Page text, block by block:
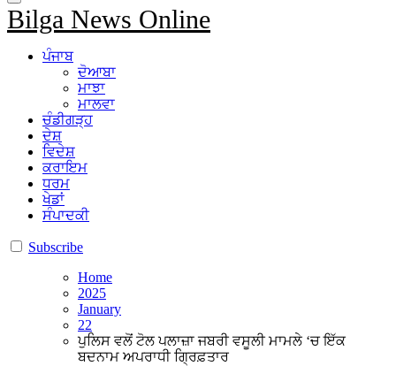
Bilga News Online
ਪੰਜਾਬ
ਦੋਆਬਾ
ਮਾਝਾ
ਮਾਲਵਾ
ਚੰਡੀਗੜ੍ਹ
ਦੇਸ਼
ਵਿਦੇਸ਼
ਕਰਾਇਮ
ਧਰਮ
ਖੇਡਾਂ
ਸੰਪਾਦਕੀ
Subscribe
Home
2025
January
22
ਪੁਲਿਸ ਵਲੋਂ ਟੋਲ ਪਲਾਜ਼ਾ ਜਬਰੀ ਵਸੂਲੀ ਮਾਮਲੇ ‘ਚ ਇੱਕ
ਬਦਨਾਮ ਅਪਰਾਧੀ ਗ੍ਰਿਫ਼ਤਾਰ